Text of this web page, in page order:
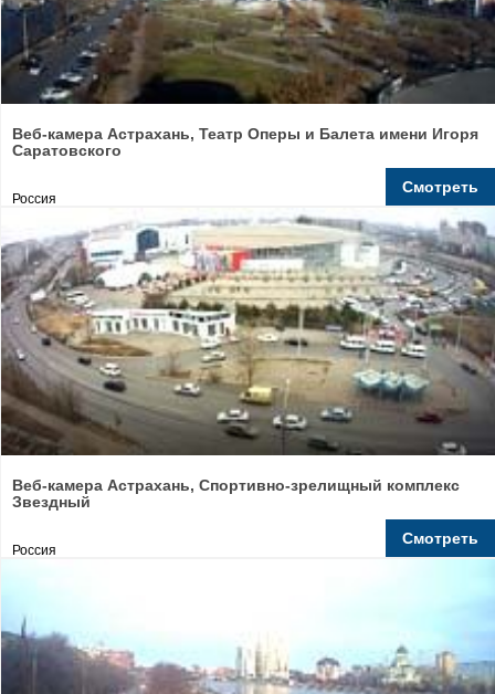
Веб-камера Астрахань, Театр Оперы и Балета имени Игоря
Саратовского
Россия
Смотреть
Веб-камера Астрахань, Спортивно-зрелищный комплекс
Звездный
Россия
Смотреть